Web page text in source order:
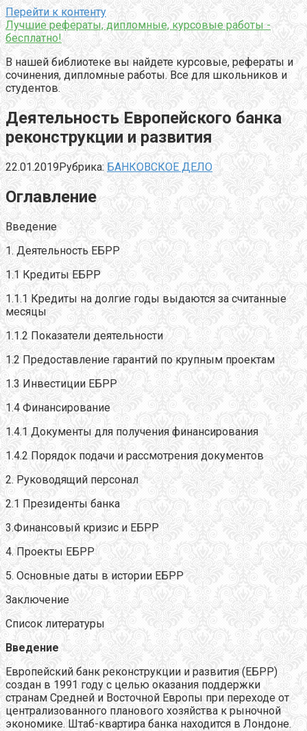
Перейти к контенту
Лучшие рефераты, дипломные, курсовые работы -
бесплатно!
В нашей библиотеке вы найдете курсовые, рефераты и
сочинения, дипломные работы. Все для школьников и
студентов.
Деятельность Европейского банка
реконструкции и развития
22.01.2019Рубрика: БАНКОВСКОЕ ДЕЛО
Оглавление
Введение
1. Деятельность ЕБРР
1.1 Кредиты ЕБРР
1.1.1 Кредиты на долгие годы выдаются за считанные
месяцы
1.1.2 Показатели деятельности
1.2 Предоставление гарантий по крупным проектам
1.3 Инвестиции ЕБРР
1.4 Финансирование
1.4.1 Документы для получения финансирования
1.4.2 Порядок подачи и рассмотрения документов
2. Руководящий персонал
2.1 Президенты банка
3.Финансовый кризис и ЕБРР
4. Проекты ЕБРР
5. Основные даты в истории ЕБРР
Заключение
Список литературы
Введение
Европейский банк реконструкции и развития (ЕБРР)
создан в 1991 году с целью оказания поддержки
странам Средней и Восточной Европы при переходе от
централизованного планового хозяйства к рыночной
экономике. Штаб-квартира банка находится в Лондоне.